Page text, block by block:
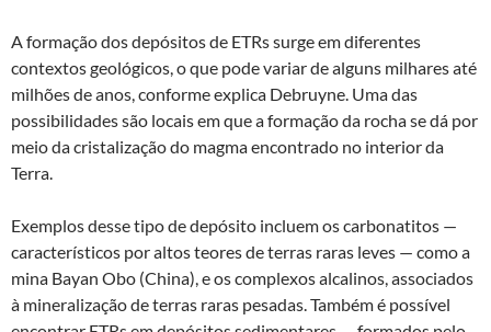
A formação dos depósitos de ETRs surge em diferentes
contextos geológicos, o que pode variar de alguns milhares até
milhões de anos, conforme explica Debruyne. Uma das
possibilidades são locais em que a formação da rocha se dá por
meio da cristalização do magma encontrado no interior da
Terra.
Exemplos desse tipo de depósito incluem os carbonatitos —
característicos por altos teores de terras raras leves — como a
mina Bayan Obo (China), e os complexos alcalinos, associados
à mineralização de terras raras pesadas. Também é possível